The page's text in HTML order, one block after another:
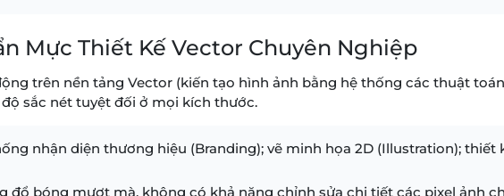
Mực Thiết Kế Vector Chuyên Nghiệp
trên nền tảng Vector (kiến tạo hình ảnh bằng hệ thống các thuật
sắc nét tuyệt đối ở mọi kích thước.
nhận diện thương hiệu (Branding); vẽ minh họa 2D (Illustration); thiết
đổ bóng mượt mà, không có khả năng chỉnh sửa chi tiết các pixel ảnh